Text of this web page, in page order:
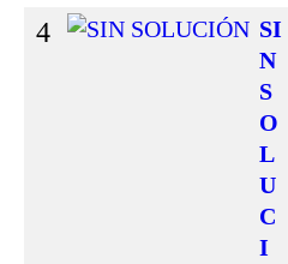
4
SI
N
S
O
L
U
C
I